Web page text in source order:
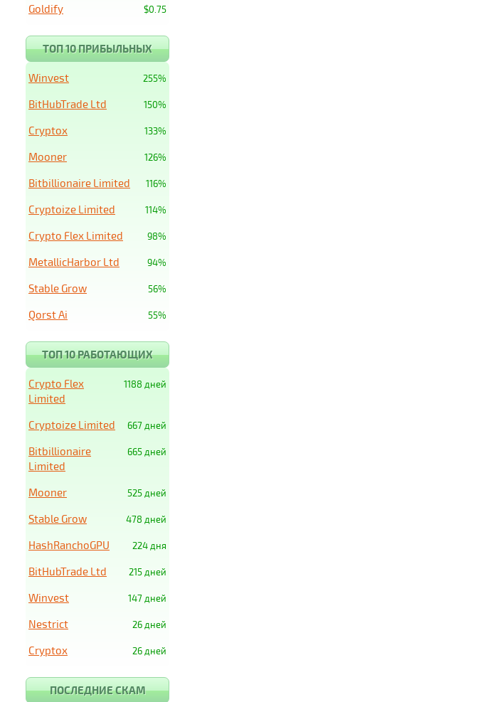
$0.75
Goldify
ТОП 10 ПРИБЫЛЬНЫХ
255%
Winvest
150%
BitHubTrade Ltd
133%
Cryptox
126%
Mooner
116%
Bitbillionaire Limited
114%
Cryptoize Limited
98%
Crypto Flex Limited
94%
MetallicHarbor Ltd
56%
Stable Grow
55%
Qorst Ai
ТОП 10 РАБОТАЮЩИХ
1188 дней
Crypto Flex
Limited
667 дней
Cryptoize Limited
665 дней
Bitbillionaire
Limited
525 дней
Mooner
478 дней
Stable Grow
224 дня
HashRanchoGPU
215 дней
BitHubTrade Ltd
147 дней
Winvest
26 дней
Nestrict
26 дней
Cryptox
ПОСЛЕДНИЕ СКАМ